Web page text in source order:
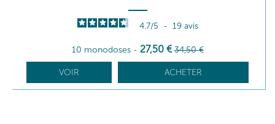
4.7/5 - 19 avis
10 monodoses - 27,50 € 34,50 €
VOIR ACHETER